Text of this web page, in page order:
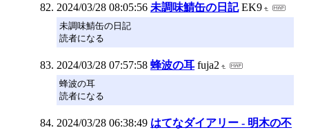
2024/03/28 08:05:56 未調味鯖缶の日記 EK9
未調味鯖缶の日記
読者になる
2024/03/28 07:57:58 蜂波の耳 fuja2
蜂波の耳
読者になる
2024/03/28 06:38:49 はてなダイアリー - 明木の不